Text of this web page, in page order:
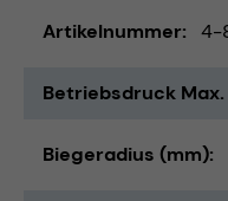
Artikelnummer 4-
Betriebsdruck
Biegeradius (mm)